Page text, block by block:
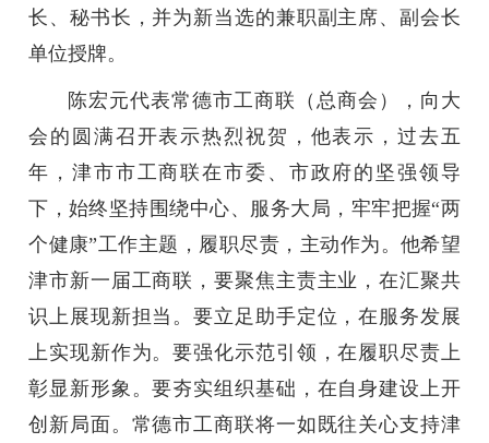
长、秘书长，并为新当选的兼职副主席、副会长
单位授牌。
陈宏元代表常德市工商联（总商会），向大
会的圆满召开表示热烈祝贺，他表示，过去五
年，津市市工商联在市委、市政府的坚强领导
下，始终坚持围绕中心、服务大局，牢牢把握“两
个健康”工作主题，履职尽责，主动作为。他希望
津市新一届工商联，要聚焦主责主业，在汇聚共
识上展现新担当。要立足助手定位，在服务发展
上实现新作为。要强化示范引领，在履职尽责上
彰显新形象。要夯实组织基础，在自身建设上开
创新局面。常德市工商联将一如既往关心支持津